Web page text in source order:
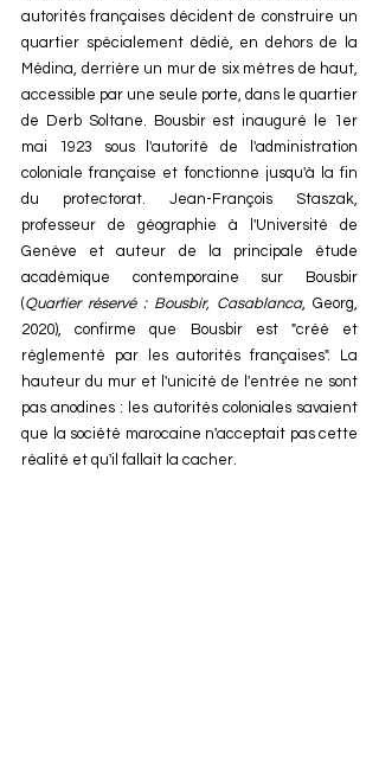
autorités françaises décident de construire un
quartier spécialement dédié, en dehors de la
Médina, derrière un mur de six mètres de haut,
accessible par une seule porte, dans le quartier
de Derb Soltane. Bousbir est inauguré le 1er
mai 1923 sous l'autorité de l'administration
coloniale française et fonctionne jusqu'à la fin
du protectorat. Jean-François Staszak,
professeur de géographie à l'Université de
Genève et auteur de la principale étude
académique contemporaine sur Bousbir
(Quartier réservé : Bousbir, Casablanca, Georg,
2020), confirme que Bousbir est "créé et
réglementé par les autorités françaises". La
hauteur du mur et l'unicité de l'entrée ne sont
pas anodines : les autorités coloniales savaient
que la société marocaine n'acceptait pas cette
réalité et qu'il fallait la cacher.